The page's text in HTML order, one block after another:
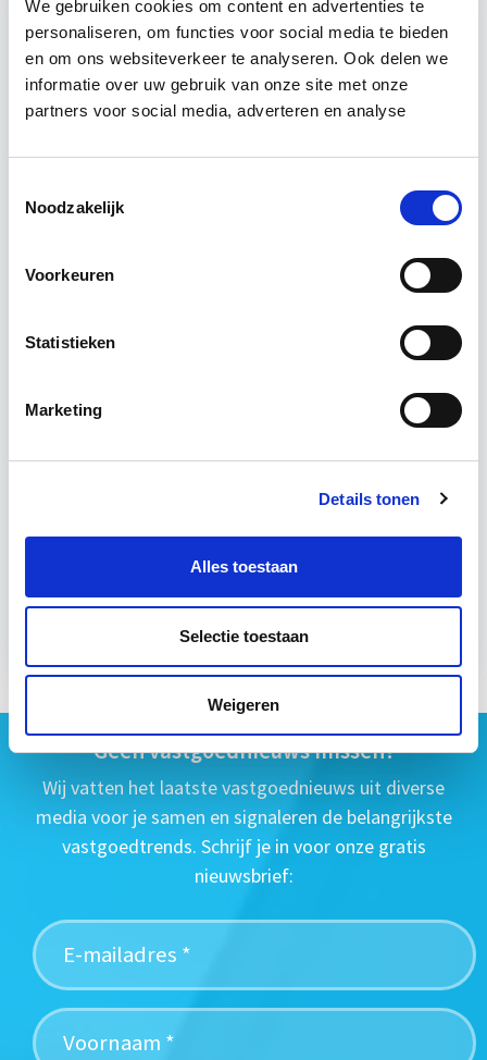
We gebruiken cookies om content en advertenties te
personaliseren, om functies voor social media te bieden
en om ons websiteverkeer te analyseren. Ook delen we
informatie over uw gebruik van onze site met onze
partners voor social media, adverteren en analyse
Noodzakelijk
Voorkeuren
Statistieken
Marketing
Details tonen
Alles toestaan
Selectie toestaan
Weigeren
Relevant bij dit artikel
Circulair Bouwen
Circulair bouwen is de toekomst. Letterlijk, want in
bouweconomie volledig circulair is. Dit betekent
4 uur per week zelfstudie
Meer informatie
Geen vastgoednieuws missen?
Wij vatten het laatste vastgoednieuws uit diverse
media voor je samen en signaleren de belangrijkste
vastgoedtrends. Schrijf je in voor onze gratis
nieuwsbrief: